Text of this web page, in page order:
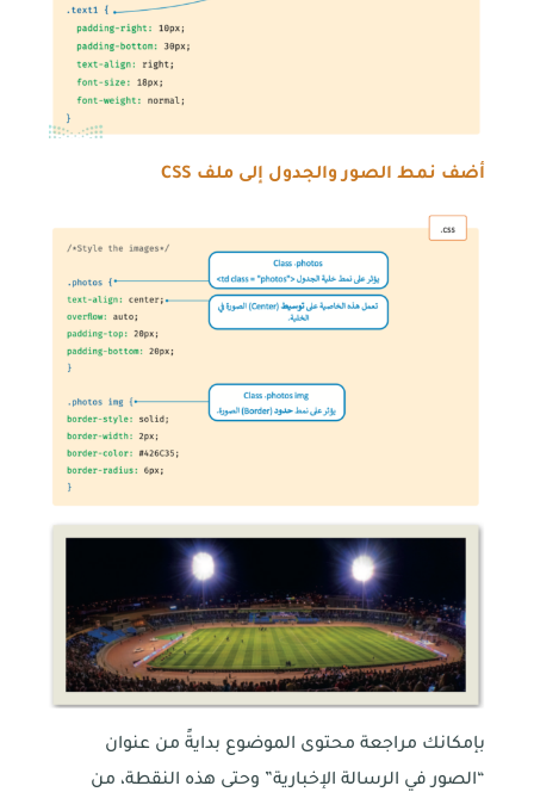
أضف نمط الصور والجدول إلى ملف CSS
بإمكانك مراجعة محتوى الموضوع بدايةً من عنوان
“الصور في الرسالة الإخبارية” وحتى هذه النقطة، من